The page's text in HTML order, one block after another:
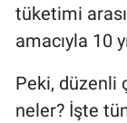
tüketimi
amacıyla 10
Peki, düzenli
neler? İşte